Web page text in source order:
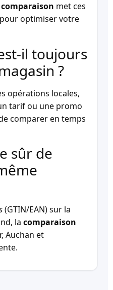
comparaison met ces
optimiser votre
il toujours
?
opérations locales,
tarif ou une promo
comparer en temps
sûr de
(GTIN/EAN) sur la
la comparaison
Auchan et